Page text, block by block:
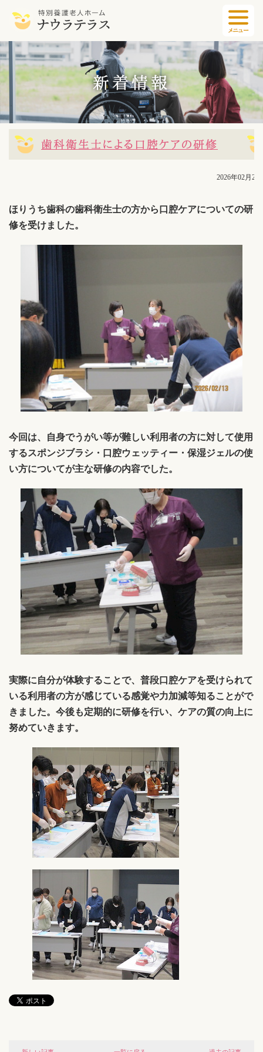
新着情報
歯科衛生士による口腔ケアの研修
2026年02月24
ほりうち歯科の歯科衛生士の方から口腔ケアについての研
修を受けました。
今回は、自身でうがい等が難しい利用者の方に対して使用
するスポンジブラシ・口腔ウェッティー・保湿ジェルの使
い方についてが主な研修の内容でした。
実際に自分が体験することで、普段口腔ケアを受けられて
いる利用者の方が感じている感覚や力加減等知ることがで
きました。今後も定期的に研修を行い、ケアの質の向上に
努めていきます。